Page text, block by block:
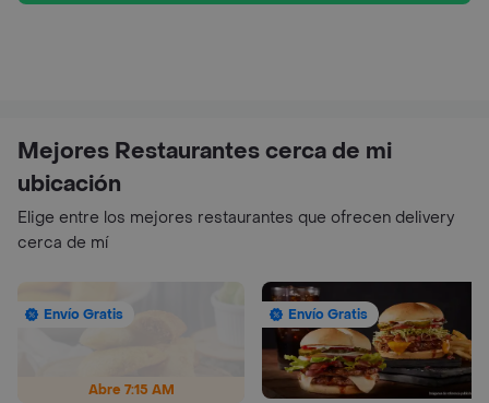
Mejores Restaurantes cerca de mi
ubicación
Elige entre los mejores restaurantes que ofrecen delivery
cerca de mí
Abre 7:15 AM
Envío Gratis Envío Gratis